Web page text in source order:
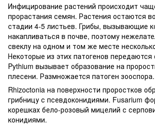
Инфицирование растений происходит
прорастания семян. Растения остаются
стадии 4-5 листьев. Грибы, вызывающие
накапливаться в почве, поэтому
свеклу на одном и том же месте
Некоторые из этих патогенов
Pythium вызывает образование на
плесени. Размножается патоген зооспора.
Rhizoctonia на поверхности проростков
грибницу с псевдоконидиями. Fusarium
корешках бело-розовый мицелий с
конидиями.